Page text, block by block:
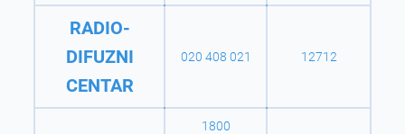
RADIO-
DIFUZNI
CENTAR
020 408 021 12712
1800